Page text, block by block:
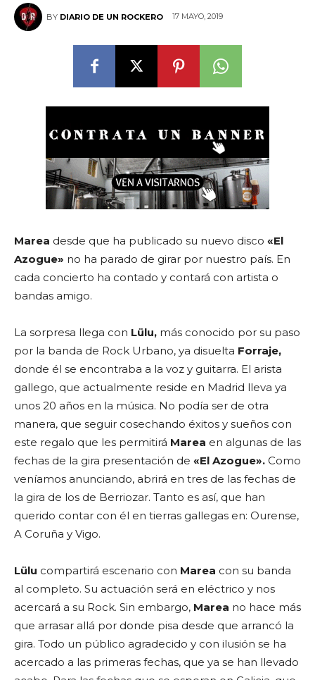
BY DIARIO DE UN ROCKERO 17 MAYO, 2019
Marea desde que ha publicado su nuevo disco «El
Azogue» no ha parado de girar por nuestro país. En
cada concierto ha contado y contará con artista o
bandas amigo.
La sorpresa llega con Lülu, más conocido por su paso
por la banda de Rock Urbano, ya disuelta Forraje,
donde él se encontraba a la voz y guitarra. El arista
gallego, que actualmente reside en Madrid lleva ya
unos 20 años en la música. No podía ser de otra
manera, que seguir cosechando éxitos y sueños con
este regalo que les permitirá Marea en algunas de las
fechas de la gira presentación de «El Azogue». Como
veníamos anunciando, abrirá en tres de las fechas de
la gira de los de Berriozar. Tanto es así, que han
querido contar con él en tierras gallegas en: Ourense,
A Coruña y Vigo.
Lülu compartirá escenario con Marea con su banda
al completo. Su actuación será en eléctrico y nos
acercará a su Rock. Sin embargo, Marea no hace más
que arrasar allá por donde pisa desde que arrancó la
gira. Todo un público agradecido y con ilusión se ha
acercado a las primeras fechas, que ya se han llevado